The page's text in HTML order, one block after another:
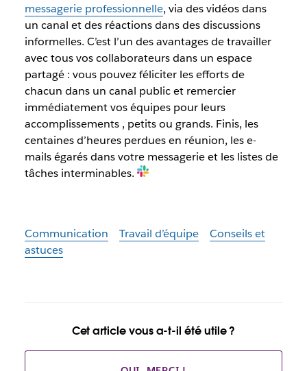
messagerie professionnelle, via des vidéos dans
un canal et des réactions dans des discussions
informelles. C’est l’un des avantages de travailler
avec tous vos collaborateurs dans un espace
partagé : vous pouvez féliciter les efforts de
chacun dans un canal public et remercier
immédiatement vos équipes pour leurs
accomplissements , petits ou grands. Finis, les
centaines d’heures perdues en réunion, les e-
mails égarés dans votre messagerie et les listes de
tâches interminables.
Communication Travail d’équipe
Conseils et
astuces
Cet article vous a-t-il été utile ?